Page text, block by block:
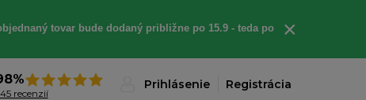
tovar bude dodaný približne po 15.9 - teda po
×
recenzií
Prihlásenie Registrácia